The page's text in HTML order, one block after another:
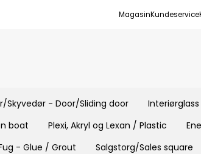
MagasinKundeservice
Skyvedør - Door/Sliding door
boat Plexi, Akryl og Lexan / Plastic
- Glue / Grout Salgstorg/Sales square